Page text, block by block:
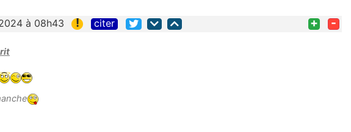
à 08h43 ! citer + -